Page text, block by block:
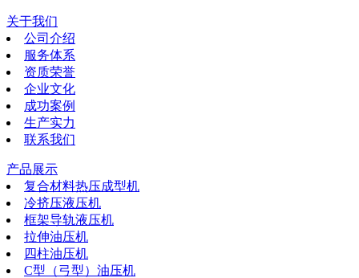
关于我们
公司介绍
服务体系
资质荣誉
企业文化
成功案例
生产实力
联系我们
产品展示
复合材料热压成型机
冷挤压液压机
框架导轨液压机
拉伸油压机
四柱油压机
C型（弓型）油压机